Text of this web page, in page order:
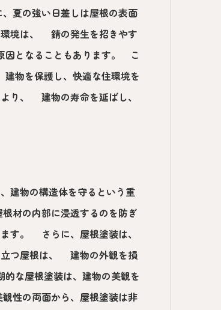
夏の強い日差しは屋根の表面
境は、 錆の発生を招きやす
となることもあります。 こ
物を保護し、快適な住環境を
り、 建物の寿命を延ばし、
建物の構造体を守るという重
材の内部に浸透するのを防ぎ
す。 さらに、屋根塗装は、
つ屋根は、 建物の外観を損
な屋根塗装は、建物の美観を
性の両面から、屋根塗装は非